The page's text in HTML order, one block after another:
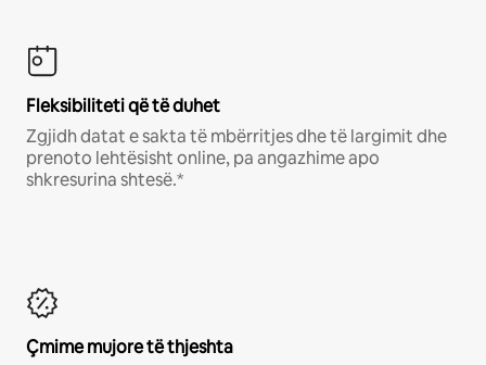
Fleksibiliteti që të duhet
Zgjidh datat e sakta të mbërritjes dhe të largimit dhe
prenoto lehtësisht online, pa angazhime apo
shkresurina shtesë.*
Çmime mujore të thjeshta